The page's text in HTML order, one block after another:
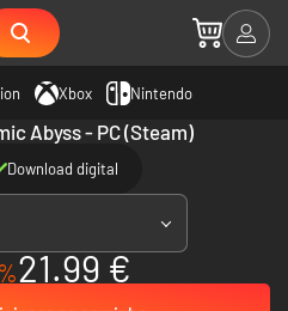
Xbox Nintendo
Abyss - PC (Steam)
Download digital
21.99 €